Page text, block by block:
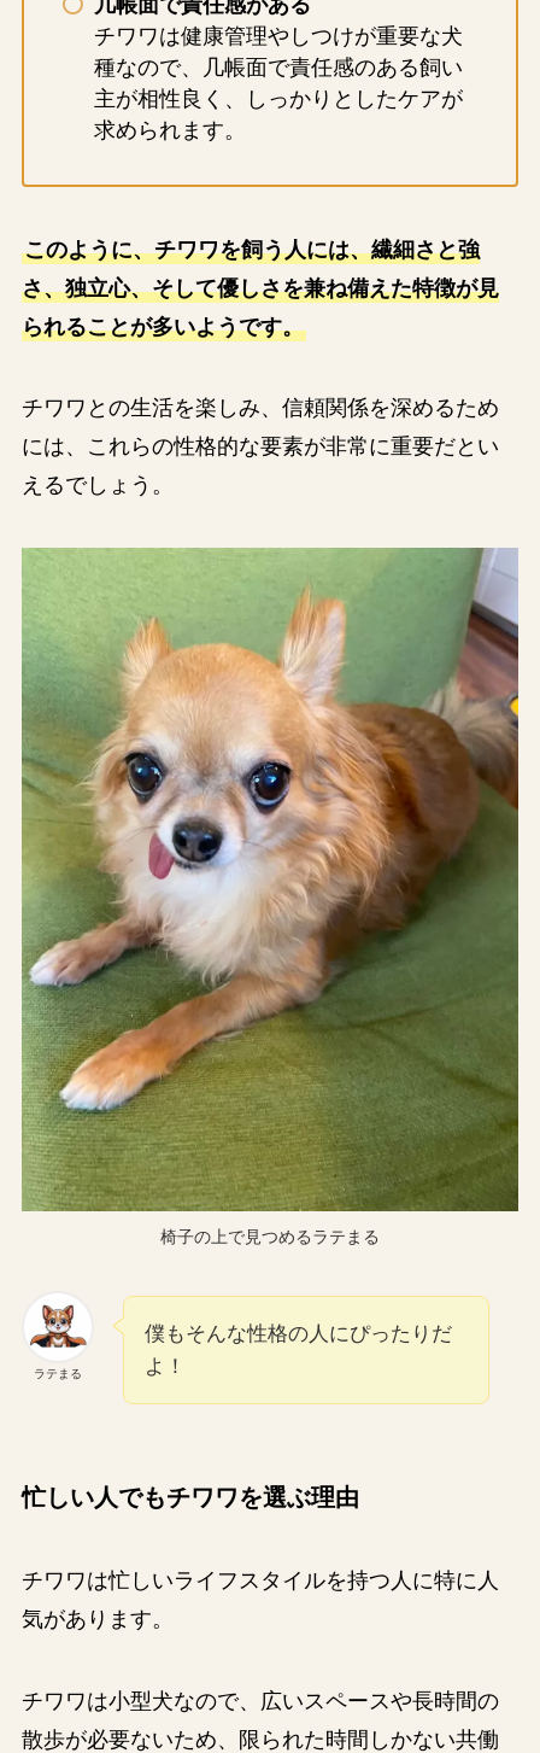
几帳面で責任感がある
チワワは健康管理やしつけが重要な犬
種なので、几帳面で責任感のある飼い
主が相性良く、しっかりとしたケアが
求められます​。
このように、チワワを飼う人には、繊細さと強
さ、独立心、そして優しさを兼ね備えた特徴が見
られることが多いようです。
チワワとの生活を楽しみ、信頼関係を深めるため
には、これらの性格的な要素が非常に重要だとい
えるでしょう。
椅子の上で見つめるラテまる
ラテまる
僕もそんな性格の人にぴったりだ
よ！
忙しい人でもチワワを選ぶ理由
チワワは忙しいライフスタイルを持つ人に特に人
気があります。
チワワは小型犬なので、広いスペースや長時間の
散歩が必要ないため、限られた時間しかない共働